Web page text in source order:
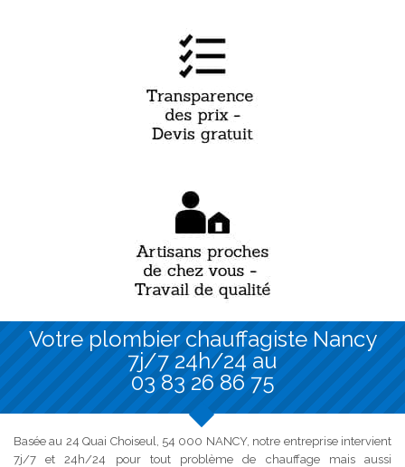
Votre plombier chauffagiste Nancy
7j/7 24h/24 au
03 83 26 86 75
Basée au 24 Quai Choiseul, 54 000 NANCY, notre entreprise intervient
7j/7 et 24h/24 pour tout problème de chauffage mais aussi